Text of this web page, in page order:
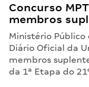
Concurso
membros
Ministério Público
Diário Oficial da
membros
da 1ª Etapa do